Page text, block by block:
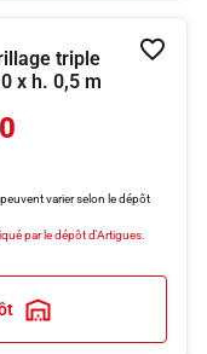
triple
x h. 0,5 m
varier selon le dépôt
par le dépôt d'Artigues.